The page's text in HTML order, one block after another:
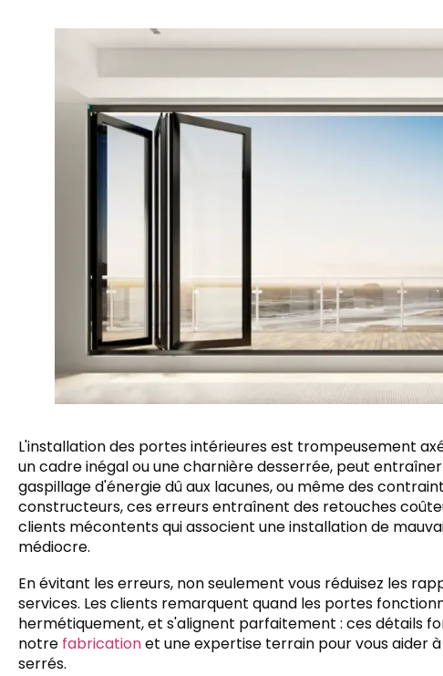
L'installation des portes intérieures est trompeusement
un cadre inégal ou une charnière desserrée, peut
gaspillage d'énergie dû aux lacunes, ou même des
constructeurs, ces erreurs entraînent des retouches
clients mécontents qui associent une installation de
médiocre.
En évitant les erreurs, non seulement vous réduisez les
services. Les clients remarquent quand les portes
hermétiquement, et s'alignent parfaitement : ces détails
notre fabricationet une expertise terrain pour vous aider
serrés.